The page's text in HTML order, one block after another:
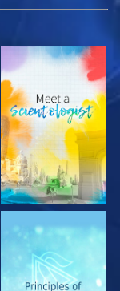
SERIE
ENTDECKEN